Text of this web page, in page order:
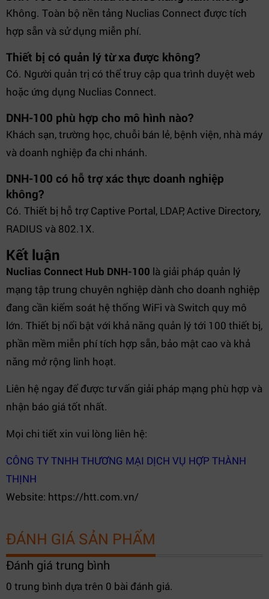
Không. Toàn bộ nền tảng Nuclias Connect được tích
hợp sẵn và sử dụng miễn phí.
Thiết bị có quản lý từ xa được không?
Có. Người quản trị có thể truy cập qua trình duyệt web
hoặc ứng dụng Nuclias Connect.
DNH-100 phù hợp cho mô hình nào?
Khách sạn, trường học, chuỗi bán lẻ, bệnh viện, nhà máy
và doanh nghiệp đa chi nhánh.
DNH-100 có hỗ trợ xác thực doanh nghiệp
không?
Có. Thiết bị hỗ trợ Captive Portal, LDAP, Active Directory,
RADIUS và 802.1X.
Kết luận
Nuclias Connect Hub DNH-100 là giải pháp quản lý
mạng tập trung chuyên nghiệp dành cho doanh nghiệp
đang cần kiểm soát hệ thống WiFi và Switch quy mô
lớn. Thiết bị nổi bật với khả năng quản lý tới 100 thiết bị,
phần mềm miễn phí tích hợp sẵn, bảo mật cao và khả
năng mở rộng linh hoạt.
Liên hệ ngay để được tư vấn giải pháp mạng phù hợp và
nhận báo giá tốt nhất.
Mọi chi tiết xin vui lòng liên hệ:
CÔNG TY TNHH THƯƠNG MẠI DỊCH VỤ HỢP THÀNH
THỊNH
Website: https://htt.com.vn/
ĐÁNH GIÁ SẢN PHẨM
Đánh giá trung bình
0 trung bình dựa trên 0 bài đánh giá.